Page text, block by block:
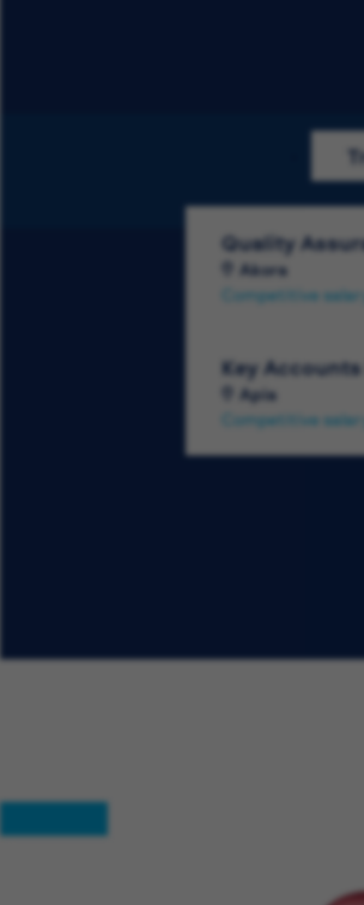
Quality
Akora
Competitive
Key Accounts
Apia
Competitive